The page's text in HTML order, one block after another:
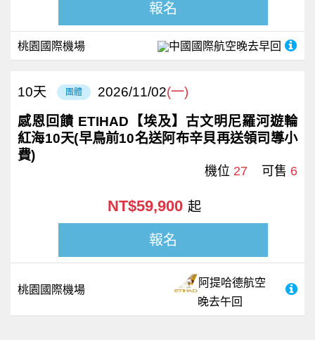
桃園國際機場 中國國際航空晚去早回
報名
團體 2026/11/02(一)
10天
感恩回饋 ETIHAD【埃及】古文明尼羅河遊輪
紅海10天(早鳥前10名送阿布辛貝再送領司導小
費)
機位 27 可售 6
桃園國際機場
阿提哈德航空
晚去午回
NT$59,900 起
報名